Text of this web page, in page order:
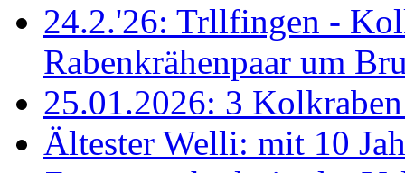
24.2.'26: Trllfingen -
Rabenkrähenpaar um
25.01.2026: 3
Ältester Welli: mit 10